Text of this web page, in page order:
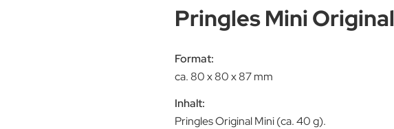
Pringles Mini Original
Format:
ca. 80 x 80 x 87 mm
Inhalt:
Pringles Original Mini (ca. 40 g).